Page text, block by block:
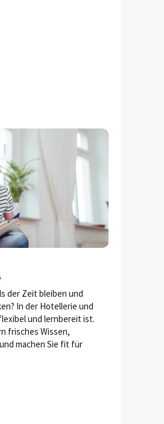
der Zeit bleiben und
In der Hotellerie und
und lernbereit ist.
frisches Wissen,
machen Sie fit für